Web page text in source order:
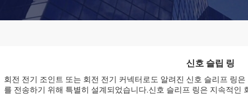
신호 슬립 링
회전 전기 조인트 또는 회전 전기 커넥터로도 알려진 신호 슬리프 링
를 전송하기 위해 특별히 설계되었습니다.신호 슬리프 링은 지속적인